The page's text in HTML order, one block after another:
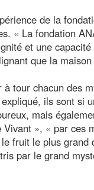
de la
« La fondation
et une capacité
que la
tour chacun des
ils sont si
mais
», « par ces
fruit le plus grand
par le grand